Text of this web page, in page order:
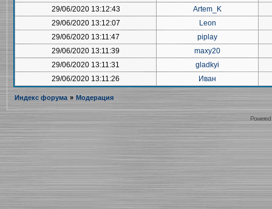
29/06/2020 13:12:43
Artem_K
29/06/2020 13:12:07
Leon
29/06/2020 13:11:47
piplay
29/06/2020 13:11:39
maxy20
29/06/2020 13:11:31
gladkyi
29/06/2020 13:11:26
Иван
Индекс форума » Модерация